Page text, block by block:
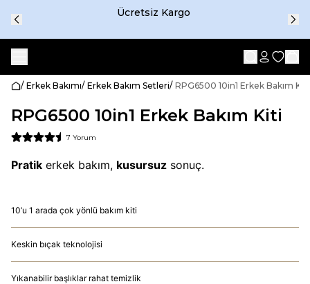
Ücretsiz Kargo
/ Erkek Bakımı/ Erkek Bakım Setleri/ RPG6500 10in1 Erkek Bakım Kiti
RPG6500 10in1 Erkek Bakım Kiti
7 Yorum
Pratik erkek bakım, kusursuz sonuç.
10’u 1 arada çok yönlü bakım kiti
Keskin bıçak teknolojisi
Yıkanabilir başlıklar rahat temizlik